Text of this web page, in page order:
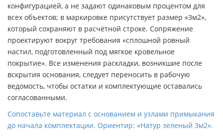
конфигурацией, а не задают одинаковым процентом для
всех объектов; в маркировке присутствует размер «3м2»,
который сохраняют в расчётной строке. Сопряжение
проектируют вокруг требования «сплошной ровный
настил, подготовленный под мягкое кровельное
покрытие». Все изменения раскладки, возникшие после
вскрытия основания, следует переносить в рабочую
ведомость, чтобы остатки и комплектующие оставались
согласованными.
Сопоставьте материал с основанием и узлами примыкания
до начала комплектации. Ориентир: «Натур зеленый 3м2».